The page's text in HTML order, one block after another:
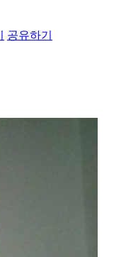
공유하기